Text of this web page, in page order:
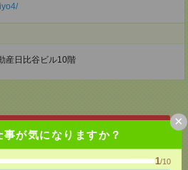
事が気になりますか？
1/10
×
産日比谷ビル10階
募ページへ